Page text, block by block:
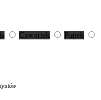
Czwartek
Piątek